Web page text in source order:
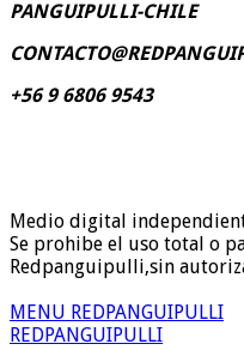
PANGUIPULLI-CHILE
+56 9 6806 9543
Medio digital
Se prohibe el uso total o
Redpanguipulli,sin
MENU REDPANGUIPULLI
REDPANGUIPULLI